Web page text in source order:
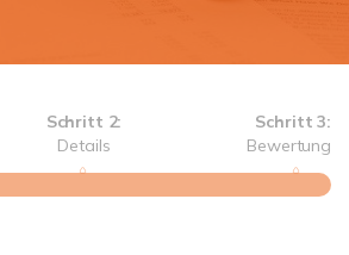
Schritt 2:
Details
Schritt 3:
Bewertung